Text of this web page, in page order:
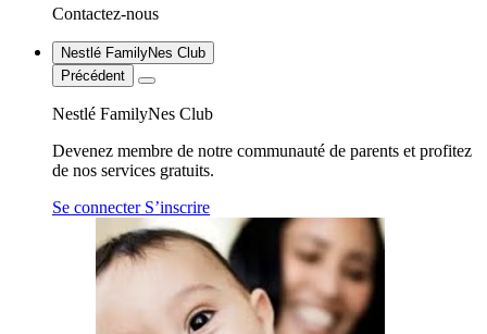
Contactez-nous
Nestlé FamilyNes Club
Précédent
Nestlé FamilyNes Club
Devenez membre de notre communauté de parents et profitez
de nos services gratuits.
Se connecter S’inscrire